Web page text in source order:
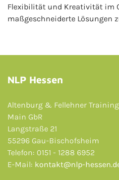
Flexibilität und Kreativität im
maßgeschneiderte Lösungen
NLP Hessen
Altenburg & Fellehner
Main GbR
Langstraße 21
55296 Gau-Bischofsheim
Telefon: 0151 - 1288 6952
E-Mail: kontakt@nlp-